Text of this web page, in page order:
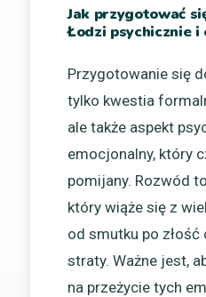
Jak przygotować
Łodzi psychicznie
Przygotowanie się
tylko kwestia
ale także aspekt
emocjonalny, który
pomijany. Rozwód
który wiąże się z
od smutku po złość
straty. Ważne jest,
na przeżycie tych